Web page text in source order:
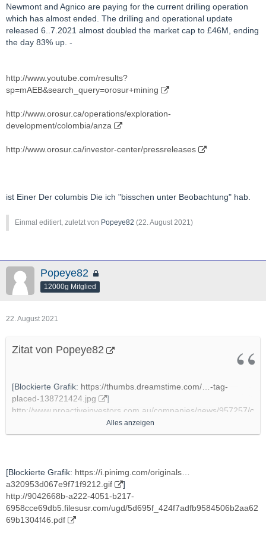
Newmont and Agnico are paying for the current drilling operation
which has almost ended. The drilling and operational update
released 6..7.2021 almost doubled the market cap to £46M, ending
the day 83% up. -
http://www.youtube.com/results?
sp=mAEB&search_query=orosur+mining
http://www.orosur.ca/operations/exploration-
development/colombia/anza
http://www.orosur.ca/investor-center/pressreleases
ist Einer Der columbis Die ich "bisschen unter Beobachtung" hab.
Einmal editiert, zuletzt von Popeye82 (22. August 2021)
Popeye82
12000g Mitglied
22. August 2021
Zitat von Popeye82
[Blockierte Grafik: https://thumbs.dreamstime.com/…-tag-
placed-138721424.jpg
]
http://www.proactiveinvestors.com.au/companies/news/957257/c
offee-with-samso-the-real-value-of-blackstone-minerals-
957257.html
- Chapters
00:00 Introduction
01:24 How is the business going?
Alles anzeigen
[Blockierte Grafik: https://i.pinimg.com/originals…
a320953d067e9f71f9212.gif
]
http://9042668b-a222-4051-b217-
6958cce69db5.filesusr.com/ugd/5d695f_424f7adfb9584506b2aa62
69b1304f46.pdf